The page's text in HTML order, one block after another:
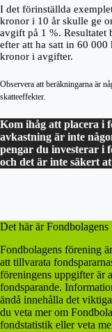
I det förinställda
kronor i 10 år skulle ge
avgift på 1 %.
efter att ha satt in 60
kronor i avgifter.
Observera att beräkningarna är
skatteeffekter.
Kom ihåg att placera i
avkastning är inte
pengar du investerar i
och det är inte säkert
Det här är
Fondbolagens förening
att tillvarata
föreningens uppgifter är
fondsparande.
ändå innehålla det
du veta mer om
fondstatistik eller veta